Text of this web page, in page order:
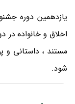
اخلاق و خانواده
شود.